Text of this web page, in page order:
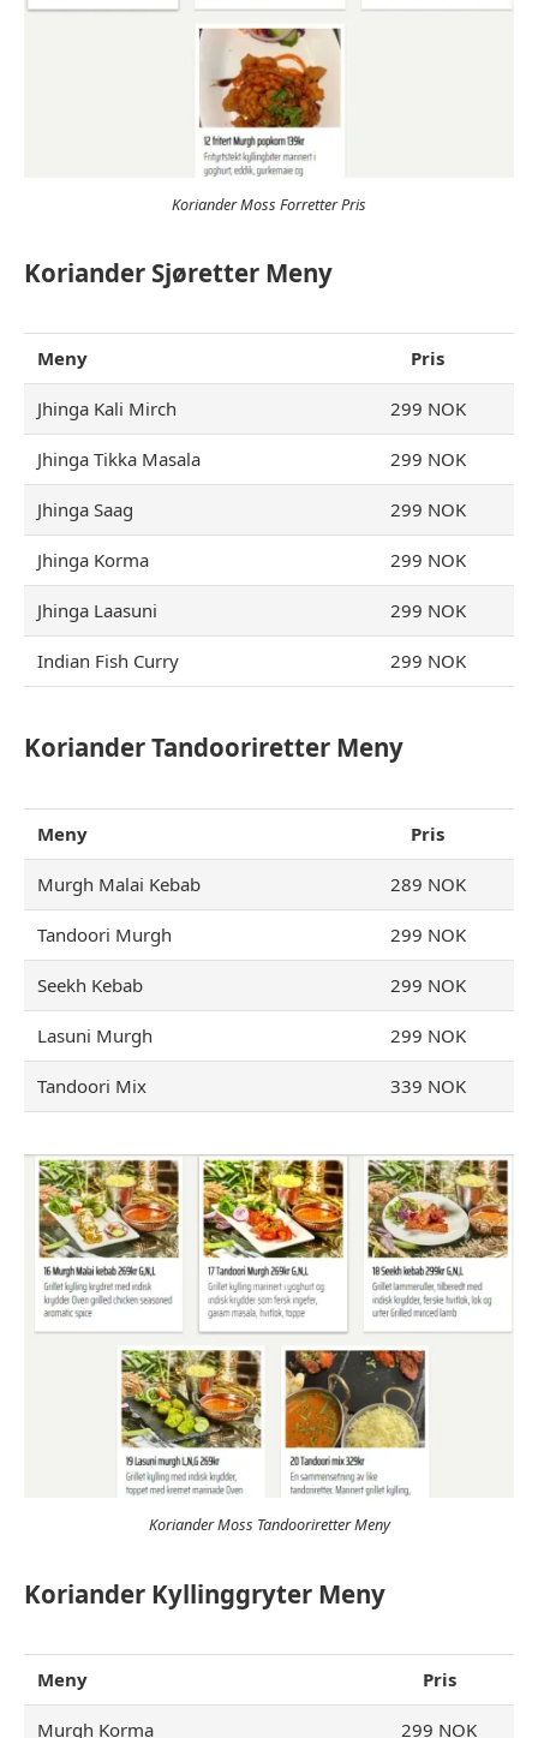
Koriander Moss Forretter Pris
Koriander Sjøretter Meny
Meny Pris
Jhinga Kali Mirch 299 NOK
Jhinga Tikka Masala 299 NOK
Jhinga Saag 299 NOK
Jhinga Korma 299 NOK
Jhinga Laasuni 299 NOK
Indian Fish Curry 299 NOK
Koriander Tandooriretter Meny
Meny Pris
Murgh Malai Kebab 289 NOK
Tandoori Murgh 299 NOK
Seekh Kebab 299 NOK
Lasuni Murgh 299 NOK
Tandoori Mix 339 NOK
Koriander Moss Tandooriretter Meny
Koriander Kyllinggryter Meny
Meny Pris
Murgh Korma 299 NOK